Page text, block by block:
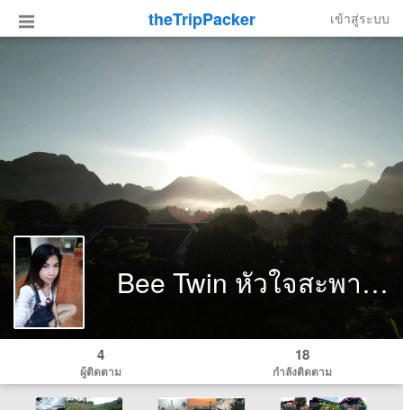
theTripPacker เข้าสู่ระบบ
Bee Twin หัวใจสะพายเป้
4
ผู้ติดตาม
18
กำลังติดตาม